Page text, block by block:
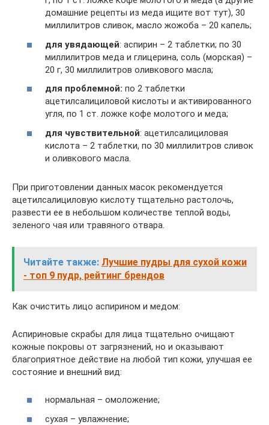
домашние рецепты из меда ищите вот тут), 30
миллилитров сливок, масло жожоба – 20 капель;
для увядающей: аспирин – 2 таблетки; по 30
миллилитров меда и глицерина, соль (морская) –
20 г, 30 миллилитров оливкового масла;
для проблемной: по 2 таблетки
ацетилсалициловой кислоты и активированного
угля, по 1 ст. ложке кофе молотого и меда;
для чувствительной: ацетилсалициловая
кислота – 2 таблетки, по 30 миллилитров сливок
и оливкового масла.
При приготовлении данных масок рекомендуется
ацетилсалициловую кислоту тщательно растолочь,
развести ее в небольшом количестве теплой воды,
зеленого чая или травяного отвара.
Читайте также: Лучшие пудры для сухой кожи
- топ 9 пудр, рейтинг брендов
Как очистить лицо аспирином и медом:
Аспириновые скрабы для лица тщательно очищают
кожные покровы от загрязнений, но и оказывают
благоприятное действие на любой тип кожи, улучшая ее
состояние и внешний вид:
нормальная – омоложение;
сухая – увлажнение;